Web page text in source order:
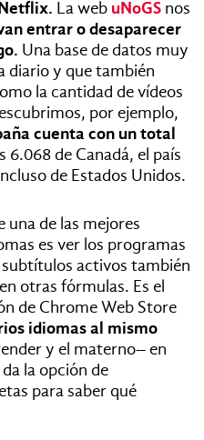
La web uNoGS nos
entrar o desaparecer
Una base de datos muy
diario y que también
la cantidad de vídeos
por ejemplo,
cuenta con un total
6.068 de Canadá, el país
de Estados Unidos.
una de las mejores
es ver los programas
subtítulos activos también
otras fórmulas. Es el
de Chrome Web Store
idiomas al mismo
y el materno– en
la opción de
para saber qué